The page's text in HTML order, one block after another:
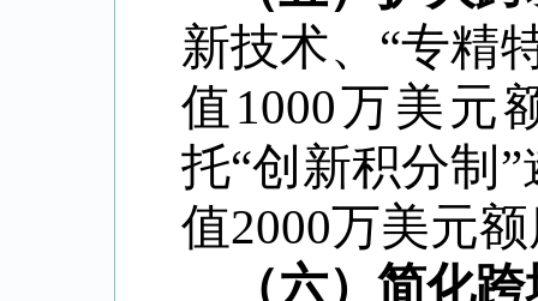
新技术、 “专精
值1000万美元
托“创新积分制”
值2000万美元
（六）简化